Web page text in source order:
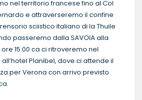
nel territorio francese fino al Col
e attraverseremo il confine
sciistico italiano di la Thuile
passeremo dalla SAVOIA alla
ore 15.00 ca ci ritroveremo nel
Planibel, dove ci attende il
per Verona con arrivo previsto